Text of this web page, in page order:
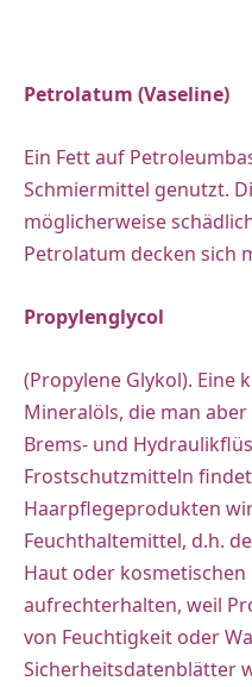
Petrolatum (Vaseline)
Ein Fett auf
Schmiermittel genutzt.
möglicherweise
Petrolatum decken sich
Propylenglycol
(Propylene Glykol). Eine
Mineralöls, die man
Brems- und
Frostschutzmitteln
Haarpflegeprodukten
Feuchthaltemittel, d.h.
Haut oder
aufrechterhalten, weil
von Feuchtigkeit oder
Sicherheitsdatenblätter